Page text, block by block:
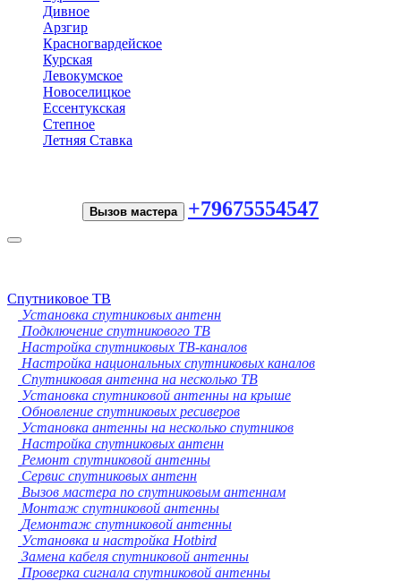
Дивное
Арзгир
Красногвардейское
Курская
Левокумское
Новоселицкое
Ессентукская
Степное
Летняя Ставка
Вызов мастера +79675554547
Toggle
Спутниковое ТВ
Установка спутниковых антенн
Подключение спутникового ТВ
Настройка спутниковых ТВ-каналов
Настройка национальных спутниковых каналов
Спутниковая антенна на несколько ТВ
Установка спутниковой антенны на крыше
Обновление спутниковых ресиверов
Установка антенны на несколько спутников
Настройка спутниковых антенн
Ремонт спутниковой антенны
Сервис спутниковых антенн
Вызов мастера по спутниковым антеннам
Монтаж спутниковой антенны
Демонтаж спутниковой антенны
Установка и настройка Hotbird
Замена кабеля спутниковой антенны
Проверка сигнала спутниковой антенны